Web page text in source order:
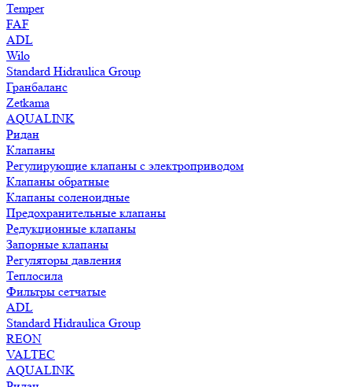
Temper
FAF
ADL
Wilo
Standard Hidraulica Group
Гранбаланс
Zetkama
AQUALINK
Ридан
Клапаны
Регулирующие клапаны с электроприводом
Клапаны обратные
Клапаны соленоидные
Предохранительные клапаны
Редукционные клапаны
Запорные клапаны
Регуляторы давления
Теплосила
Фильтры сетчатые
ADL
Standard Hidraulica Group
REON
VALTEC
AQUALINK